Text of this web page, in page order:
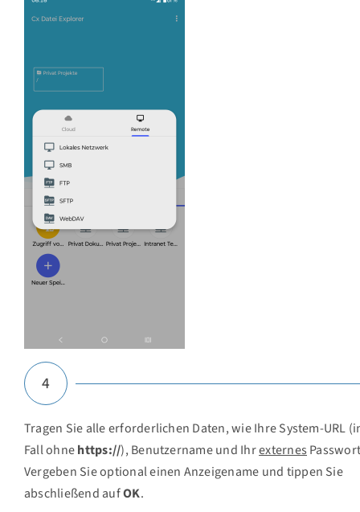
4
Tragen Sie alle erforderlichen Daten, wie Ihre System-URL
Fall ohnehttps://), Benutzername und Ihrexternes
Vergeben Sie optional einen Anzeigename und tippen Sie
abschließend aufOK.